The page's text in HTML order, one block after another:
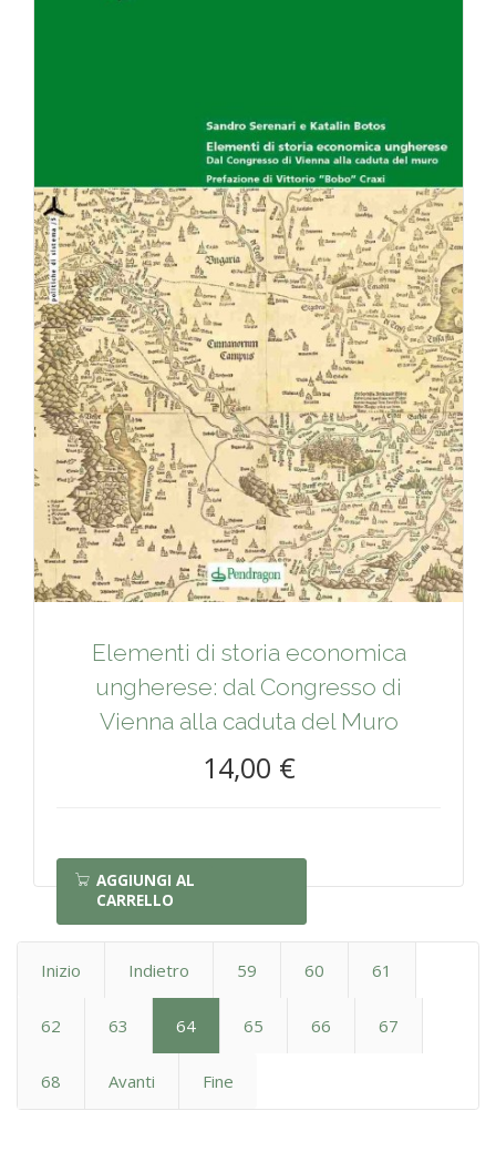
Elementi di storia economica
ungherese: dal Congresso di
Vienna alla caduta del Muro
14,00 €
AGGIUNGI AL
CARRELLO
Inizio Indietro 59 60 61
62 63 64 65 66 67
68 Avanti Fine